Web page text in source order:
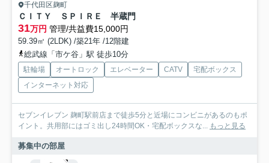
千代田区麹町
ＣＩＴＹ ＳＰＩＲＥ 半蔵門
31万円 管理/共益費15,000円
59.39㎡ (2LDK) /築21年 /12階建
総武線「市ケ谷」駅 徒歩10分
駐輪場 オートロック エレベーター CATV
宅配ボックス
インターネット対応
セブンイレブン 麹町駅前店まで徒歩5分と近場にコンビニがあるのもポ
イント。共用部にはゴミ出し24時間OK・宅配ボックスな... もっと見る
募集中の部屋